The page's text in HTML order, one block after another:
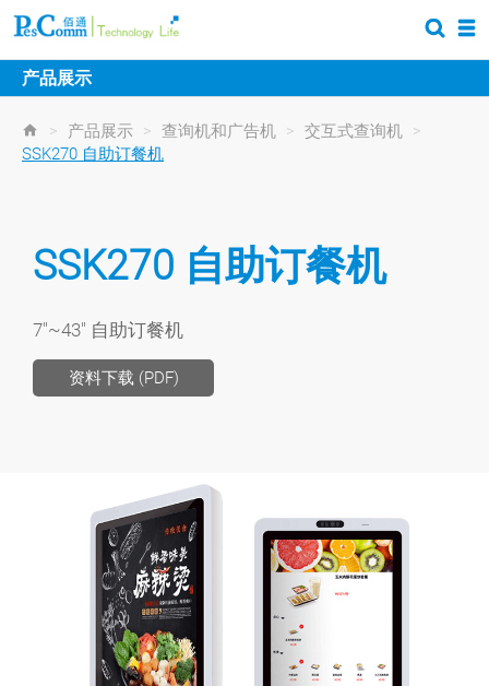
产品展示
> 产品展示 > 查询机和广告机 > 交互式查询机 >
SSK270 自助订餐机
SSK270 自助订餐机
7"~43" 自助订餐机
资料下载 (PDF)